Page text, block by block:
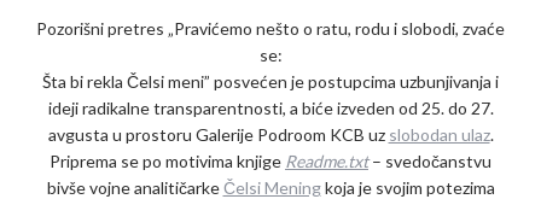
Pozorišni pretres „Pravićemo nešto o ratu, rodu i slobodi, zvaće
se:
Šta bi rekla Čelsi meni” posvećen je postupcima uzbunjivanja i
ideji radikalne transparentnosti, a biće izveden od 25. do 27.
avgusta u prostoru Galerije Podroom KCB uz slobodan ulaz.
Priprema se po motivima knjige Readme.txt– svedočanstvu
bivše vojne analitičarkeČelsi Meningkoja je svojim potezima